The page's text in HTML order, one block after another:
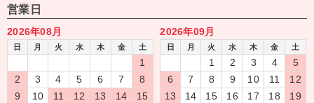
営業日
2026年08月
日 月 火 水 木 金 土
1
2
3 4 5 6 7
8
9
10 11 12 13 14
15
2026年09月
日 月 火 水 木 金 土
1 2 3 4
5
6
7 8 9 10 11
12
13
14 15 16 17 18
19